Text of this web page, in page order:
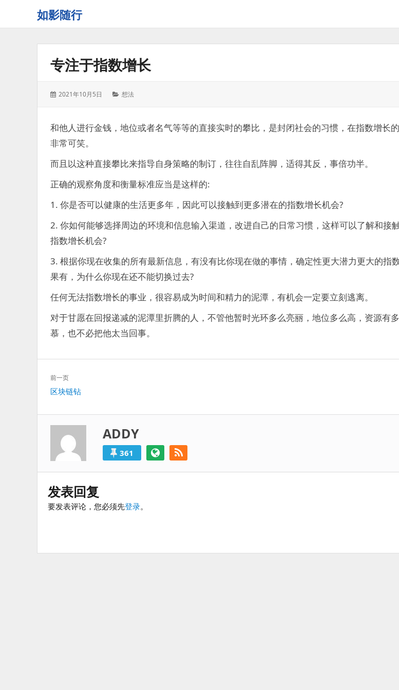
如影随行
果
的，
的。
专注于指数增长
发
2021年10月5日
分
想法
和他人进行金钱，地位或者名气等等的直接实时的攀比，是封闭社会的习惯，在指数增长
非常可笑。
而且以这种直接攀比来指导自身策略的制订，往往自乱阵脚，适得其反，事倍功半。
正确的观察角度和衡量标准应当是这样的:
1. 你是否可以健康的生活更多年，因此可以接触到更多潜在的指数增长机会?
2. 你如何能够选择周边的环境和信息输入渠道，改进自己的日常习惯，这样可以了解和接
指数增长机会?
3. 根据你现在收集的所有最新信息，有没有比你现在做的事情，确定性更大潜力更大的指
果有，为什么你现在还不能切换过去?
任何无法指数增长的事业，很容易成为时间和精力的泥潭，有机会一定要立刻逃离。
对于甘愿在回报递减的泥潭里折腾的人，不管他暂时光环多么亮丽，地位多么高，资源有
慕，也不必把他太当回事。
文
章
导
航
前一页
上
篇：
区块链钻
篇：
ADDY
361
发表回复
要发表评论，您必须先登录。